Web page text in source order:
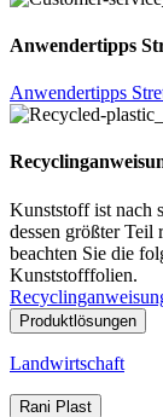
Anwendertipps
Anwendertipps
Kunststoff ist nach
dessen größter Teil
beachten Sie die
Kunststofffolien.
Produktlösungen
Landwirtschaft
Rani Plast